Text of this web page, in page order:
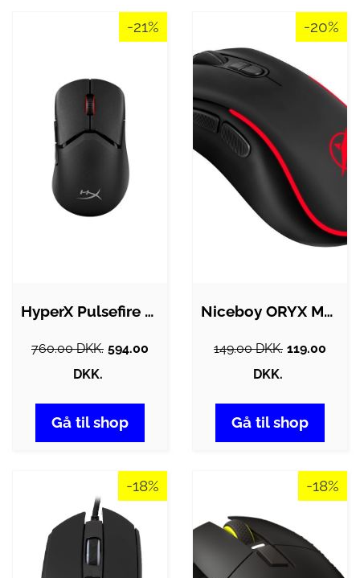
-21%
HyperX Pulsefire Saga Pro Wireless…
760.00 DKK. 594.00
DKK.
Gå til shop
-20%
Niceboy ORYX M300 Duke mus
149.00 DKK. 119.00
DKK.
Gå til shop
-18% -18%